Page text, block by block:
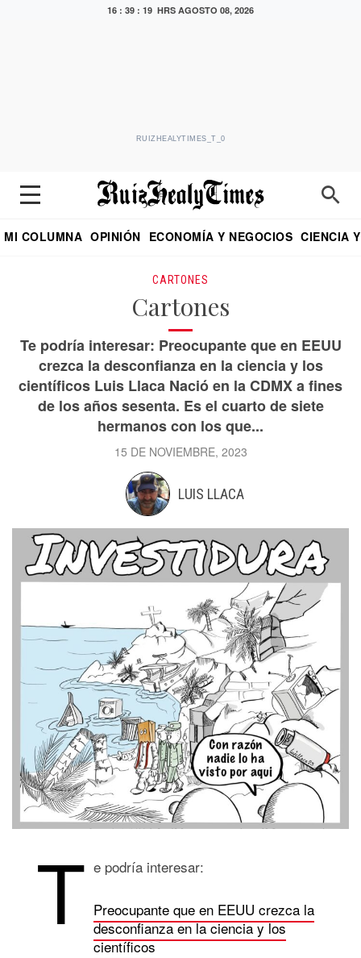
16 : 39 : 19 HRS AGOSTO 08, 2026
RUIZHEALYTIMES_T_0
MI COLUMNA OPINIÓN ECONOMÍA Y NEGOCIOS CIENCIA
CARTONES
Cartones
Te podría interesar: Preocupante que en EEUU
crezca la desconfianza en la ciencia y los
científicos Luis Llaca Nació en la CDMX a fines
de los años sesenta. Es el cuarto de siete
hermanos con los que...
15 DE NOVIEMBRE, 2023
LUIS LLACA
T e podría interesar:
Preocupante que en EEUU crezca la
desconfianza en la ciencia y los
científicos